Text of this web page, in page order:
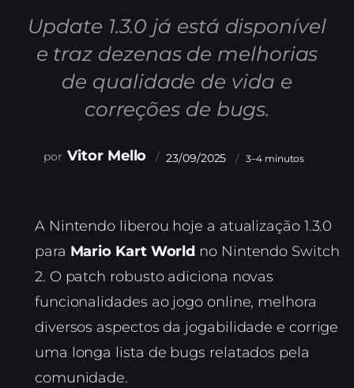
Update 1.3.0 já está disponível
e traz dezenas de melhorias
de qualidade de vida e
correções de bugs.
Vitor Mello 23/09/2025 3–4 minutos
A Nintendo liberou hoje a atualização 1.3.0
para Mario Kart World no Nintendo Switch
2. O patch robusto adiciona novas
funcionalidades ao jogo online, melhora
diversos aspectos da jogabilidade e corrige
uma longa lista de bugs relatados pela
comunidade.